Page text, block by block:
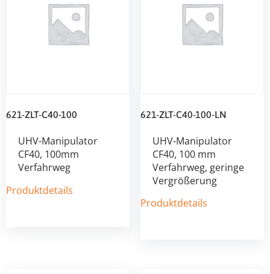
621-ZLT-C40-100
UHV-Manipulator
CF40, 100mm
Verfahrweg
Produktdetails
621-ZLT-C40-100-LN
UHV-Manipulator
CF40, 100 mm
Verfahrweg, geringe
Vergrößerung
Produktdetails